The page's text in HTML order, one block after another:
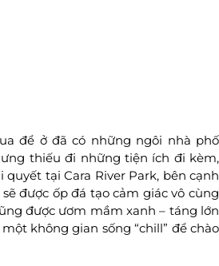
để ở đã có những ngôi nhà phố
thiếu đi những tiện ích đi kèm,
quyết tại Cara River Park, bên cạnh
được ốp đá tạo cảm giác vô cùng
được ươm mầm xanh – táng lớn
không gian sống “chill” để chào